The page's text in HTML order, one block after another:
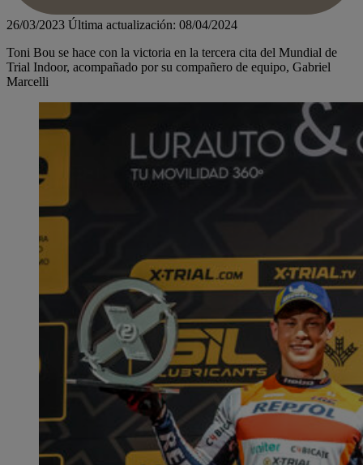
26/03/2023 Última actualización: 08/04/2024
Toni Bou se hace con la victoria en la tercera cita del Mundial de
Trial Indoor, acompañado por su compañero de equipo, Gabriel
Marcelli